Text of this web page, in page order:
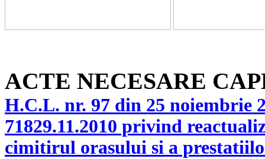
ACTE NECESARE
H.C.L. nr. 97 din 25 noiembrie
71829.11.2010 privind
cimitirul orasului si a